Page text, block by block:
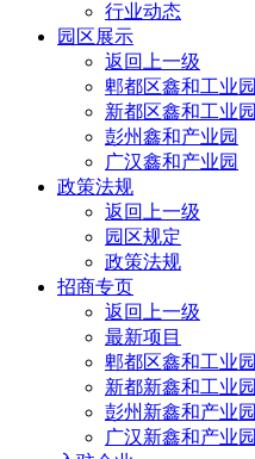
行业动态
园区展示
返回上一级
郫都区鑫和工业园
新都区鑫和工业园
彭州鑫和产业园
广汉鑫和产业园
政策法规
返回上一级
园区规定
政策法规
招商专页
返回上一级
最新项目
郫都区鑫和工业园
新都新鑫和工业园
彭州新鑫和产业园
广汉新鑫和产业园